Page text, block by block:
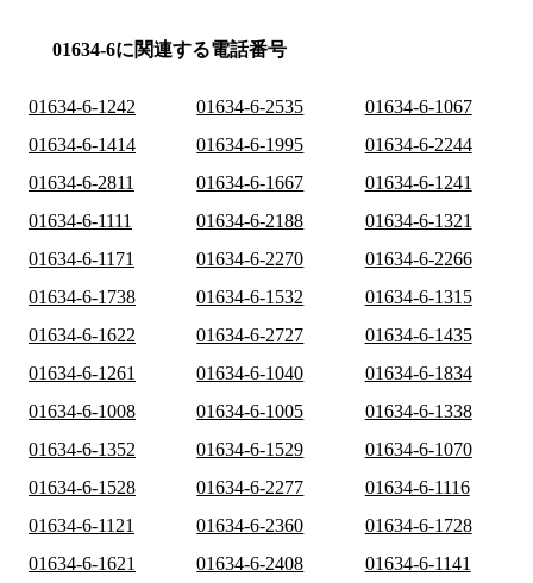
01634-6に関連する電話番号
01634-6-1242 01634-6-2535
01634-6-1067
01634-6-1414
01634-6-1995
01634-6-2244
01634-6-2811
01634-6-1667
01634-6-1241
01634-6-1111
01634-6-2188
01634-6-1321
01634-6-1171
01634-6-2270
01634-6-2266
01634-6-1738
01634-6-1532
01634-6-1315
01634-6-1622
01634-6-2727
01634-6-1435
01634-6-1261
01634-6-1040
01634-6-1834
01634-6-1008
01634-6-1005
01634-6-1338
01634-6-1352
01634-6-1529
01634-6-1070
01634-6-1528
01634-6-2277
01634-6-1116
01634-6-1121
01634-6-2360
01634-6-1728
01634-6-1621
01634-6-2408
01634-6-1141